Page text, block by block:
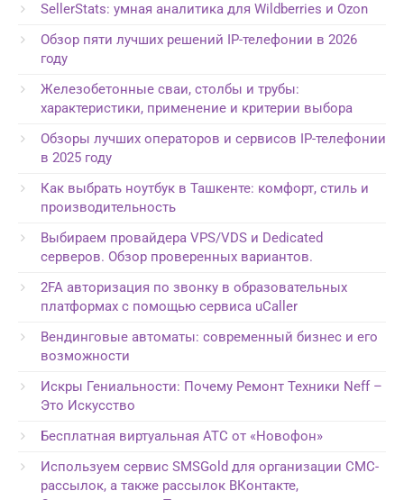
SellerStats: умная аналитика для Wildberries и Ozon
Обзор пяти лучших решений IP-телефонии в 2026
году
Железобетонные сваи, столбы и трубы:
характеристики, применение и критерии выбора
Обзоры лучших операторов и сервисов IP-телефонии
в 2025 году
Как выбрать ноутбук в Ташкенте: комфорт, стиль и
производительность
Выбираем провайдера VPS/VDS и Dedicated
серверов. Обзор проверенных вариантов.
2FA авторизация по звонку в образовательных
платформах с помощью сервиса uCaller
Вендинговые автоматы: современный бизнес и его
возможности
Искры Гениальности: Почему Ремонт Техники Neff –
Это Искусство
Бесплатная виртуальная АТС от «Новофон»
Используем сервис SMSGold для организации СМС-
рассылок, а также рассылок ВКонтакте,